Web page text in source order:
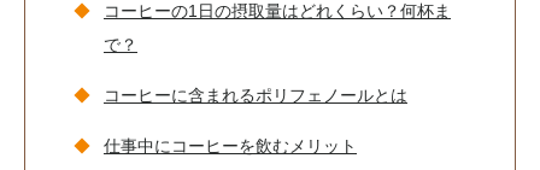
コーヒーの1日の摂取量はどれくらい？何杯ま
で？
コーヒーに含まれるポリフェノールとは
仕事中にコーヒーを飲むメリット